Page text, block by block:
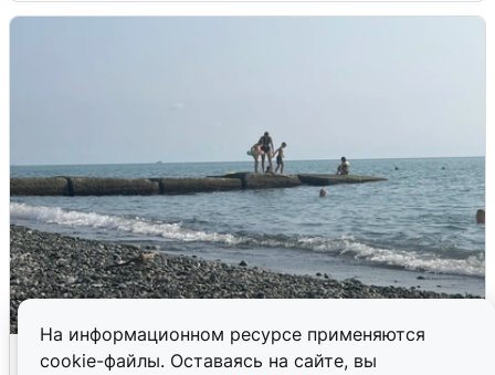
На информационном ресурсе применяются
cookie-файлы. Оставаясь на сайте, вы
Сирены в Сочи: новая угроза БПЛА